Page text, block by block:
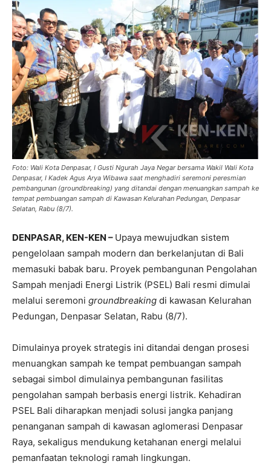
Foto: Wali Kota Denpasar, I Gusti Ngurah Jaya Negar bersama Wakil Wali Kota
Denpasar, I Kadek Agus Arya Wibawa saat menghadiri seremoni peresmian
pembangunan (groundbreaking) yang ditandai dengan menuangkan sampah ke
tempat pembuangan sampah di Kawasan Kelurahan Pedungan, Denpasar
Selatan, Rabu (8/7).
DENPASAR, KEN-KEN – Upaya mewujudkan sistem
pengelolaan sampah modern dan berkelanjutan di Bali
memasuki babak baru. Proyek pembangunan Pengolahan
Sampah menjadi Energi Listrik (PSEL) Bali resmi dimulai
melalui seremoni groundbreaking di kawasan Kelurahan
Pedungan, Denpasar Selatan, Rabu (8/7).
Dimulainya proyek strategis ini ditandai dengan prosesi
menuangkan sampah ke tempat pembuangan sampah
sebagai simbol dimulainya pembangunan fasilitas
pengolahan sampah berbasis energi listrik. Kehadiran
PSEL Bali diharapkan menjadi solusi jangka panjang
penanganan sampah di kawasan aglomerasi Denpasar
Raya, sekaligus mendukung ketahanan energi melalui
pemanfaatan teknologi ramah lingkungan.